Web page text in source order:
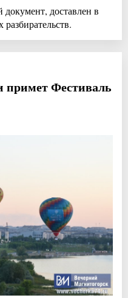
доставлен в
примет Фестиваль